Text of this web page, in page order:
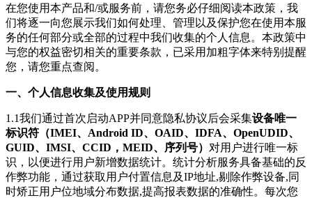
在您使用本产品和/或服务前，请您务必仔细阅读本政策，我
们将逐一向您展示我们如何处理、管理以及保护您在使用本服
务的任何部分或全部的过程中我们收集的个人信息。本政策中
与您的权益密切相关的重要条款，已采用加粗字体来特别提醒
您，请您重点查阅。
一、个人信息收集及使用规则
1.1我们通过首次启动APP并同意隐私协议后会采集设备唯一
标识符（IMEI、Android ID、OAID、IDFA、OpenUDID、
GUID、IMSI、CCID，MEID、序列号） 对用户进行唯一标
识，以便进行用户新增数据统计。统计分析服务具备基础的反
作弊功能，通过获取用户付置信息及IP地址,剔除作弊设备,同
时矫正用户位地域分布数据,提高报表数据的准确性。每次您